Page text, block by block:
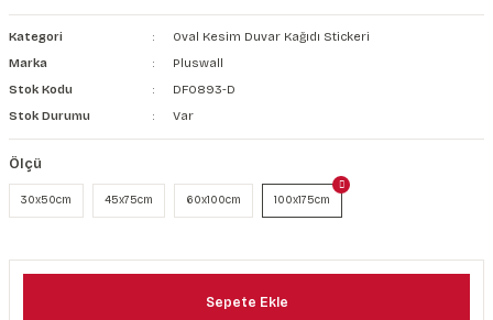
Kategori
Oval Kesim Duvar Kağıdı Stickeri
Marka
Pluswall
Stok Kodu
DF0893-D
Stok Durumu
Var
Ölçü
30x50cm 45x75cm 60x100cm 100x175cm
Sepete Ekle